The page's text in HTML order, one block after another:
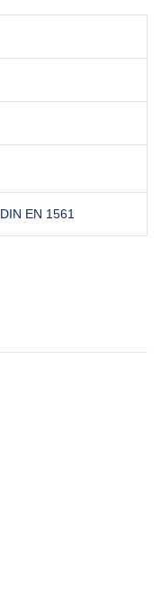
EN 1561